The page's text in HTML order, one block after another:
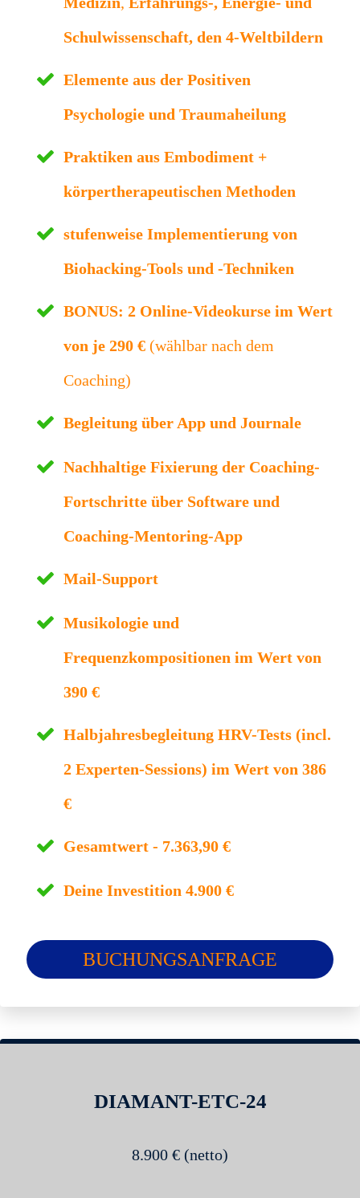
Schulwissenschaft, den 4-Weltbildern
Elemente aus der Positiven
Psychologie und Traumaheilung
Praktiken aus Embodiment +
körpertherapeutischen Methoden
stufenweise Implementierung von
Biohacking-Tools und -Techniken
BONUS: 2 Online-Videokurse im Wert
von je 290 € (wählbar nach dem
Coaching)
Begleitung über App und Journale
Nachhaltige Fixierung der Coaching-
Fortschritte über Software und
Coaching-Mentoring-App
Mail-Support
Musikologie und
Frequenzkompositionen im Wert von
390 €
Halbjahresbegleitung HRV-Tests (incl.
2 Experten-Sessions) im Wert von 386
€
Gesamtwert - 7.363,90 €
Deine Investition 4.900 €
BUCHUNGSANFRAGE
DIAMANT-ETC-24
8.900 € (netto)